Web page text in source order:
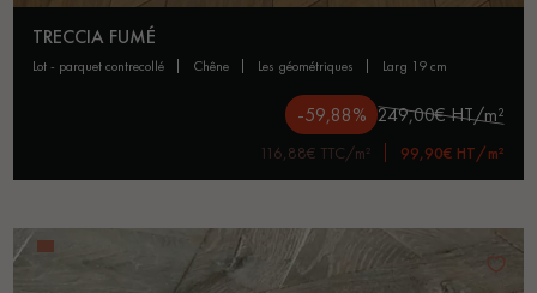
TRECCIA FUMÉ
lot - parquet contrecollé chêne les géométriques larg 19 cm
-59,88% 249,00€ HT/m²
116,88€ TTC/m² 99,90€ HT/m²